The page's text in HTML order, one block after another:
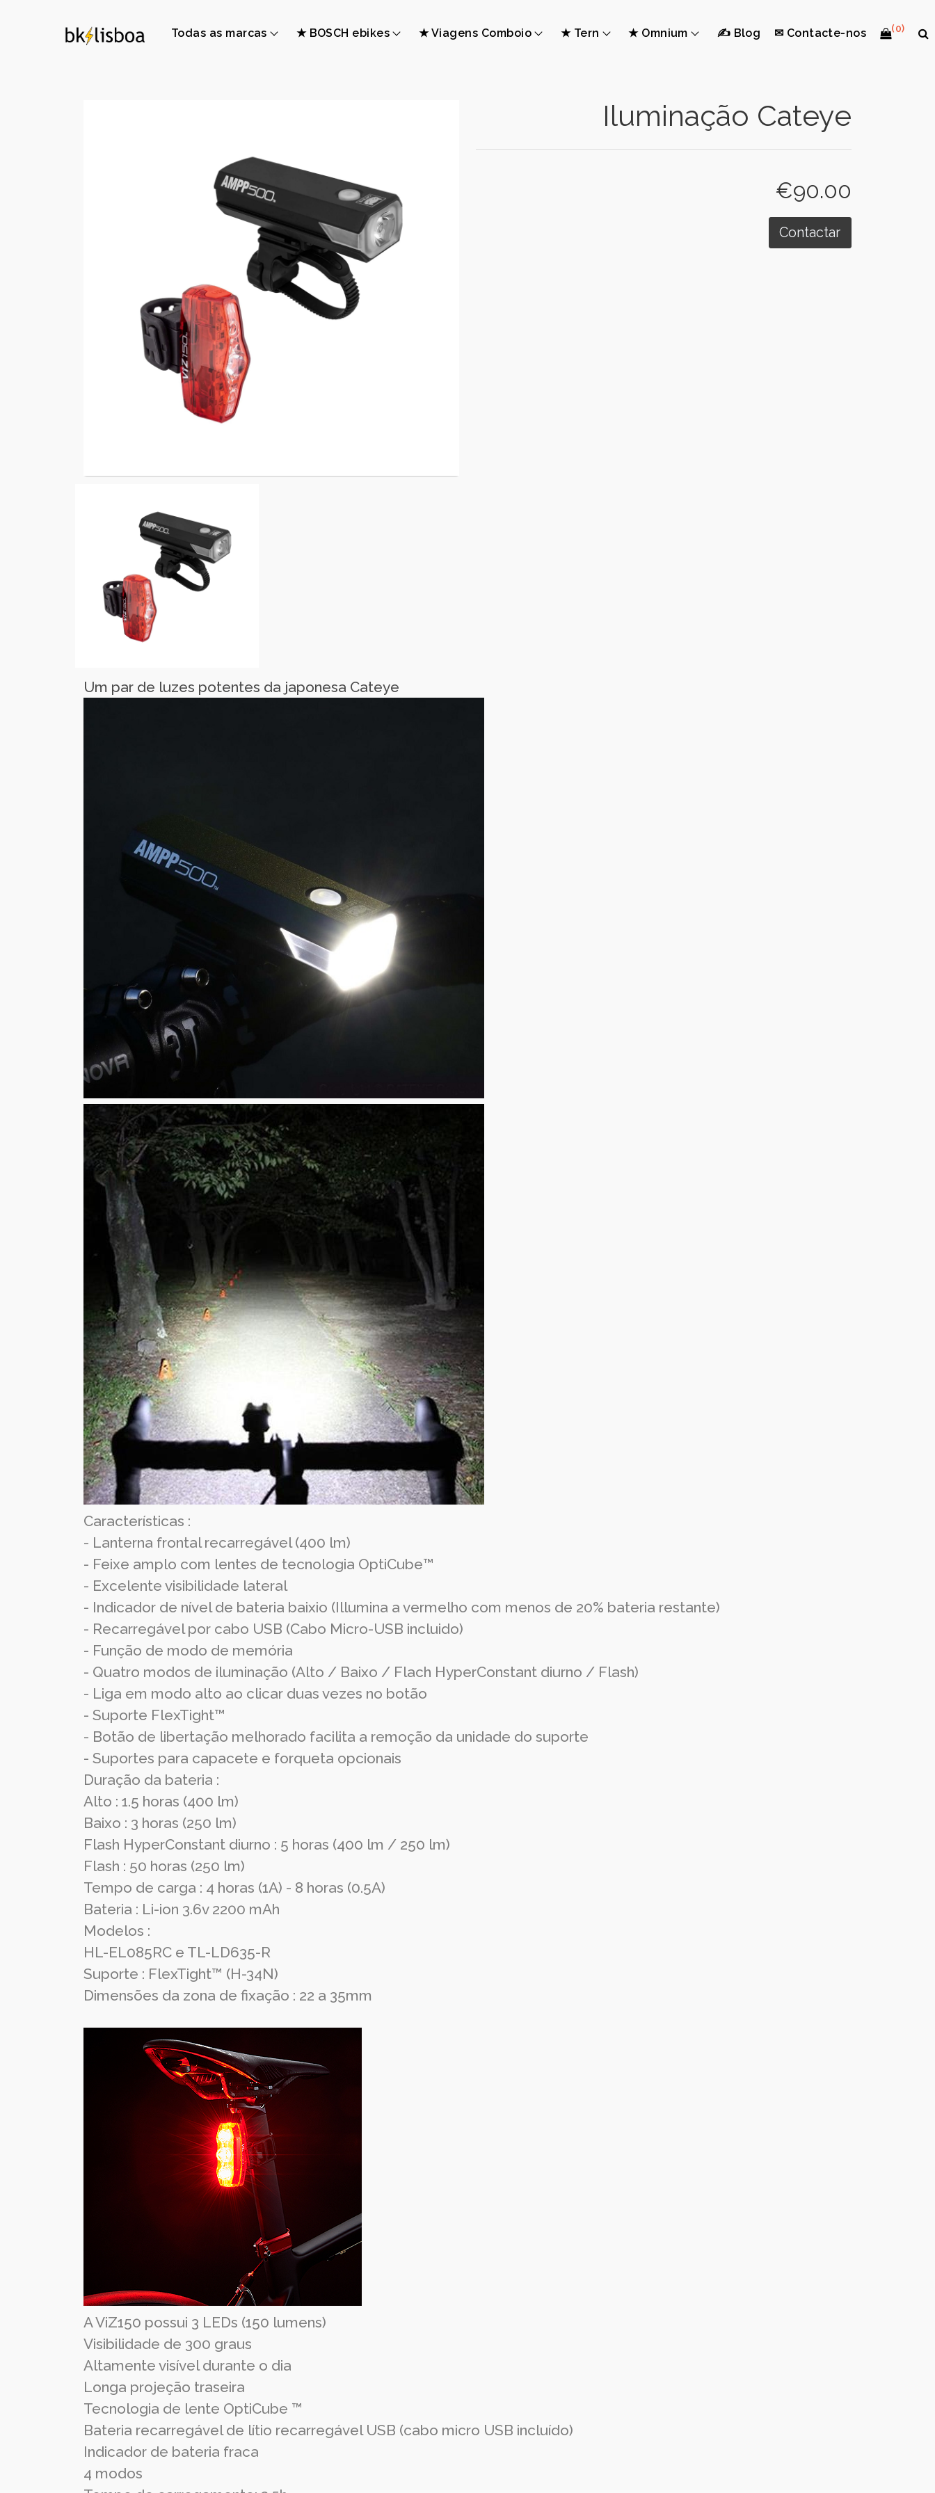
Todas as marcas ★ BOSCH ebikes ★ Viagens Comboio ★ Tern ★ Omnium ✍ Blog ✉ Contacte-nos (0)
Iluminação Cateye
€90.00
Contactar
Um par de luzes potentes da japonesa Cateye
Características :
- Lanterna frontal recarregável (400 lm)
- Feixe amplo com lentes de tecnologia OptiCube™
- Excelente visibilidade lateral
- Indicador de nível de bateria baixio (Illumina a vermelho com menos de 20% bateria restante)
- Recarregável por cabo USB (Cabo Micro-USB incluido)
- Função de modo de memória
- Quatro modos de iluminação (Alto / Baixo / Flach HyperConstant diurno / Flash)
- Liga em modo alto ao clicar duas vezes no botão
- Suporte FlexTight™
- Botão de libertação melhorado facilita a remoção da unidade do suporte
- Suportes para capacete e forqueta opcionais
Duração da bateria :
Alto : 1.5 horas (400 lm)
Baixo : 3 horas (250 lm)
Flash HyperConstant diurno : 5 horas (400 lm / 250 lm)
Flash : 50 horas (250 lm)
Tempo de carga : 4 horas (1A) - 8 horas (0.5A)
Bateria : Li-ion 3.6v 2200 mAh
Modelos :
HL-EL085RC e TL-LD635-R
Suporte : FlexTight™ (H-34N)
Dimensões da zona de fixação : 22 a 35mm
A ViZ150 possui 3 LEDs (150 lumens)
Visibilidade de 300 graus
Altamente visível durante o dia
Longa projeção traseira
Tecnologia de lente OptiCube ™
Bateria recarregável de lítio recarregável USB (cabo micro USB incluído)
Indicador de bateria fraca
4 modos